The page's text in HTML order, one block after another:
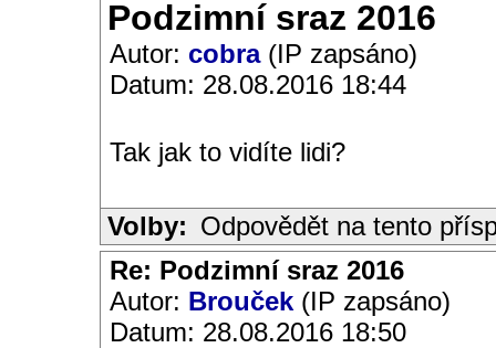
Podzimní sraz 2016
Autor: cobra(IP zapsáno)
Datum: 28.08.2016 18:44
Tak jak to vidíte lidi?
Volby: Odpovědět na tento
Re: Podzimní sraz 2016
Autor: Brouček (IP zapsáno)
Datum: 28.08.2016 18:50